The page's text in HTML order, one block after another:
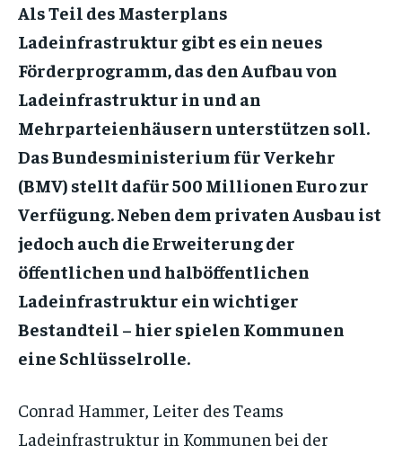
Als Teil des Masterplans
Ladeinfrastruktur gibt es ein neues
Förderprogramm, das den Aufbau von
Ladeinfrastruktur in und an
Mehrparteienhäusern unterstützen soll.
Das Bundesministerium für Verkehr
(BMV) stellt dafür 500 Millionen Euro zur
Verfügung. Neben dem privaten Ausbau ist
jedoch auch die Erweiterung der
öffentlichen und halböffentlichen
Ladeinfrastruktur ein wichtiger
Bestandteil – hier spielen Kommunen
eine Schlüsselrolle.
Conrad Hammer, Leiter des Teams
Ladeinfrastruktur in Kommunen bei der